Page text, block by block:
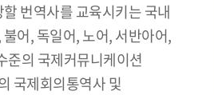
번역사를 교육시키는 국내
어, 독일어, 노어, 서반아어,
준의 국제커뮤니케이션
국제회의통역사 및